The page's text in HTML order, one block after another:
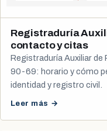
Registraduría
contacto y citas
Registraduría Auxiliar de
90-69: horario y cómo
identidad y registro civil.
Leer más →